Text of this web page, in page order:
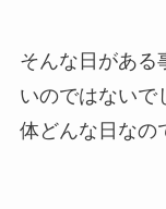
そんな日がある
いのではないで
体どんな日なの